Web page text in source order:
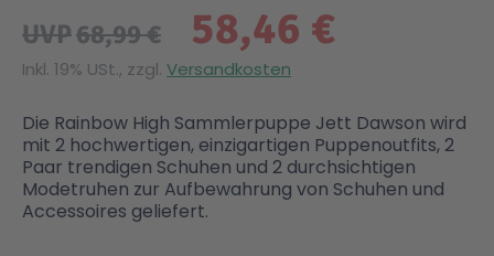
Zeit & Reise
Holzspielwaren
Kreativ
Friends
Harry Potter™
Figures
Heroes
58,46 €
UVP68,99 €
Inkl. 19% USt., zzgl. Versandkosten
Die Rainbow High Sammlerpuppe Jett Dawson wird
mit 2 hochwertigen, einzigartigen Puppenoutfits, 2
Paar trendigen Schuhen und 2 durchsichtigen
Modetruhen zur Aufbewahrung von Schuhen und
Accessoires geliefert.